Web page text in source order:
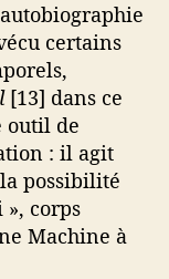
certains
[13] dans ce
outil de
: il agit
possibilité
corps
Machine à